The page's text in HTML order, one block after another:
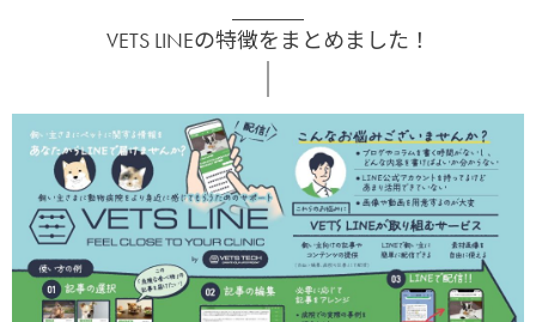
VETS LINEの特徴をまとめました！